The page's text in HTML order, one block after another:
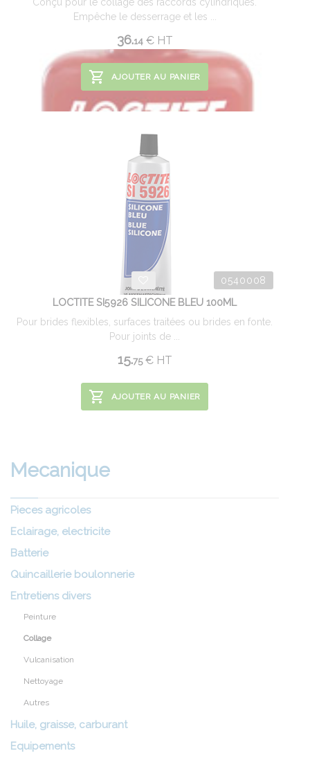
Empêche le desserrage et les ...
36.14 €HT
AJOUTER AU PANIER
0540008
LOCTITE SI5926 SILICONE BLEU 100ML
Pour brides flexibles, surfaces traitées ou brides en fonte.
Pour joints de ...
15.75 €HT
AJOUTER AU PANIER
Mecanique
Pieces agricoles
Eclairage, electricite
Batterie
Quincaillerie boulonnerie
Entretiens divers
Peinture
Collage
Vulcanisation
Nettoyage
Autres
Huile, graisse, carburant
Equipements